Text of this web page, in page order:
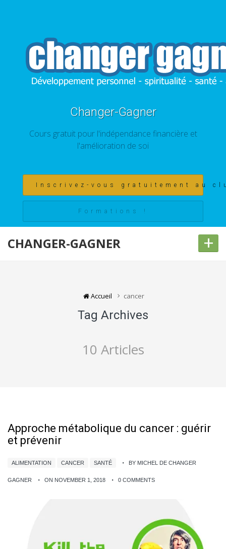
Changer-Gagner
Cours gratuit pour l'indépendance financière et
l'amélioration de soi
Inscrivez-vous gratuitement au
Formations !
CHANGER-GAGNER +
Accueil cancer
Tag Archives
10 Articles
Approche métabolique du cancer : guérir
et prévenir
ALIMENTATION CANCER SANTÉ BY MICHEL DE CHANGER
GAGNER ON NOVEMBER 1, 2018 0 COMMENTS